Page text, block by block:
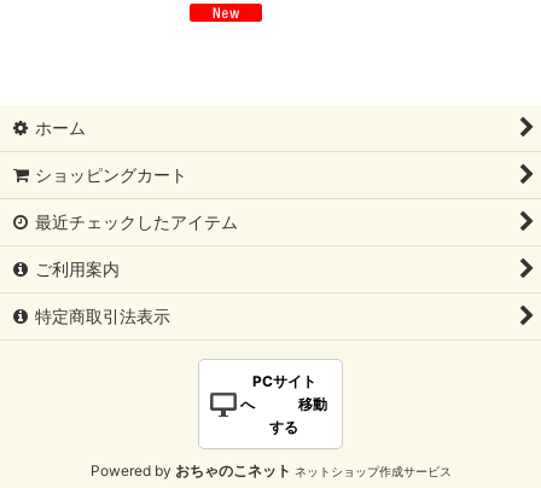
ホーム
ショッピングカート
最近チェックしたアイテム
ご利用案内
特定商取引法表示
PCサイト
へ 移動
する
Powered by おちゃのこネット ネットショップ作成サービス